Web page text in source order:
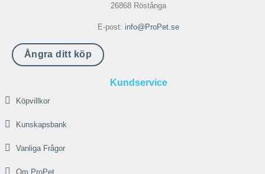
26868 Röstånga
E-post: info@ProPet.se
Ångra ditt köp
Kundservice
Köpvillkor
Kunskapsbank
Vanliga Frågor
Om ProPet